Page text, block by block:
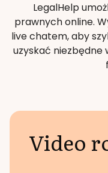
LegalHelp
prawnych online.
live chatem, aby
uzyskać
Video